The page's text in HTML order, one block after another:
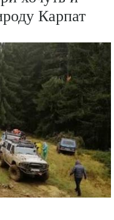
Карпат